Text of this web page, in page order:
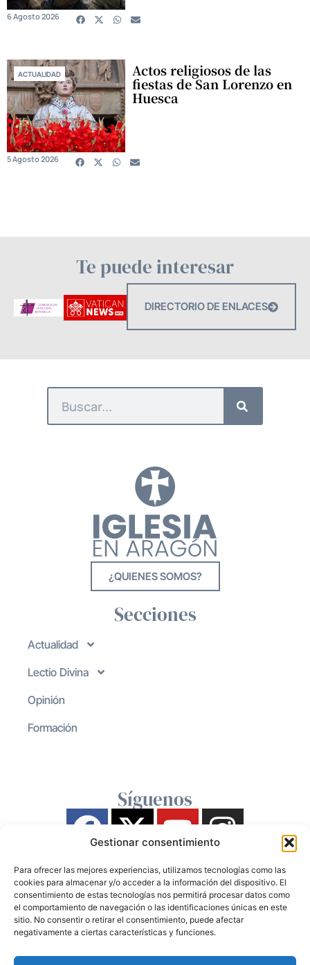
Gestionar consentimiento
Para ofrecer las mejores experiencias, utilizamos tecnologías como las
cookies para almacenar y/o acceder a la información del dispositivo. El
consentimiento de estas tecnologías nos permitirá procesar datos como
el comportamiento de navegación o las identificaciones únicas en este
sitio. No consentir o retirar el consentimiento, puede afectar
negativamente a ciertas características y funciones.
6 Agosto 2026
ACTUALIDAD Actos religiosos de las
fiestas de San Lorenzo en
Huesca
5 Agosto 2026
Te puede interesar
DIRECTORIO DE ENLACES
¿QUIENES SOMOS?
Secciones
Actualidad
Lectio Divina
Opinión
Formación
Síguenos